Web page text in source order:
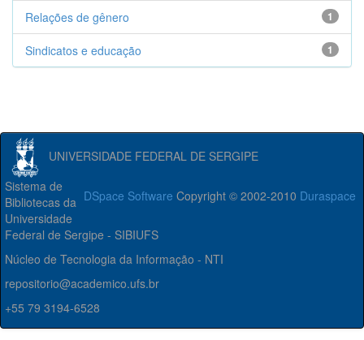
1
Relações de gênero
1
Sindicatos e educação
UNIVERSIDADE FEDERAL DE SERGIPE
DSpace Software Copyright © 2002-2010 Duraspace
Sistema de
Bibliotecas da
Universidade
Federal de Sergipe - SIBIUFS
Núcleo de Tecnologia da Informação - NTI
repositorio@academico.ufs.br
+55 79 3194-6528